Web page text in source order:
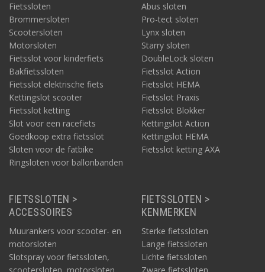
Fietssloten
Brommersloten
Scootersloten
Motorsloten
Fietsslot voor kinderfiets
Bakfietssloten
Fietsslot elektrische fiets
Kettingslot scooter
Fietsslot ketting
Slot voor een racefiets
Goedkoop extra fietsslot
Sloten voor de fatbike
Ringsloten voor ballonbanden
Abus sloten
Pro-tect sloten
Lynx sloten
Starry sloten
DoubleLock sloten
Fietsslot Action
Fietsslot HEMA
Fietsslot Praxis
Fietsslot Blokker
Kettingslot Action
Kettingslot HEMA
Fietsslot ketting AXA
FIETSSLOTEN >
ACCESSOIRES
Muurankers voor scooter- en
motorsloten
Slotspray voor fietssloten,
FIETSSLOTEN >
KENMERKEN
Sterke fietssloten
Lange fietssloten
Lichte fietssloten